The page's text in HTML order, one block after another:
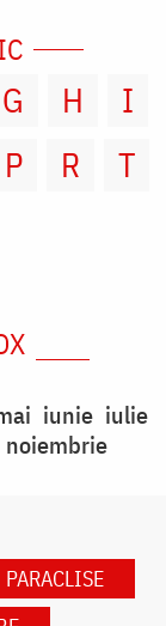
G H
I
P R
T
iunie iulie
noiembrie
PARACLISE